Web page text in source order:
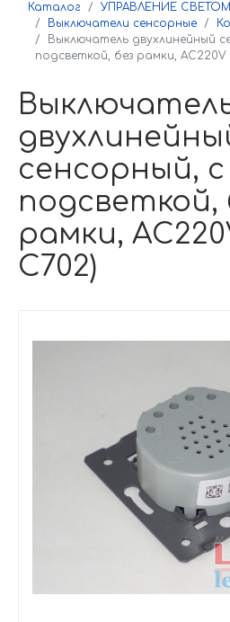
Каталог УПРАВЛЕНИЕ СВЕТОМ
Выключатели сенсорные
Выключатель двухлинейный
подсветкой, без рамки, AC220V
сенсорный, с
подсветкой,
рамки,
C702)